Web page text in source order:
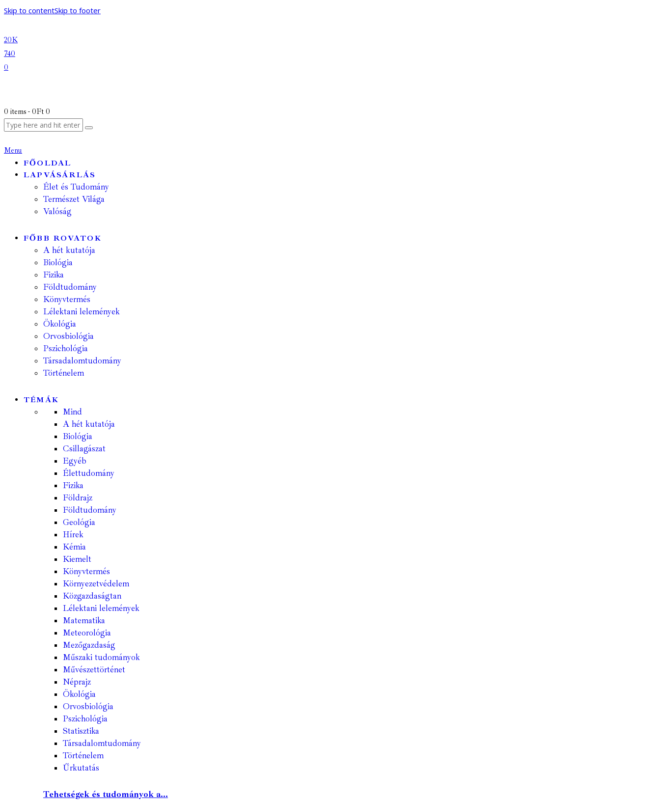
Skip to contentSkip to footer
20K
740
0
0 items - 0Ft 0
Menu
FŐOLDAL
LAPVÁSÁRLÁS
Élet és Tudomány
Természet Világa
Valóság
FŐBB ROVATOK
A hét kutatója
Biológia
Fizika
Földtudomány
Könyvtermés
Lélektani lelemények
Ökológia
Orvosbiológia
Pszichológia
Társadalomtudomány
Történelem
TÉMÁK
Mind
A hét kutatója
Biológia
Csillagászat
Egyéb
Élettudomány
Fizika
Földrajz
Földtudomány
Geológia
Hírek
Kémia
Kiemelt
Könyvtermés
Környezetvédelem
Közgazdaságtan
Lélektani lelemények
Matematika
Meteorológia
Mezőgazdaság
Műszaki tudományok
Művészettörténet
Néprajz
Ökológia
Orvosbiológia
Pszichológia
Statisztika
Társadalomtudomány
Történelem
Űrkutatás
Tehetségek és tudományok a...